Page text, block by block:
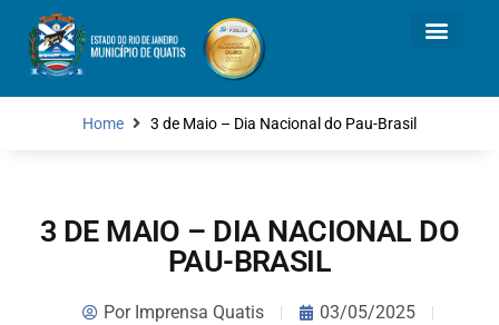
Home 3 de Maio – Dia Nacional do Pau-Brasil
3 DE MAIO – DIA NACIONAL DO
PAU-BRASIL
PorImprensa Quatis
03/05/2025